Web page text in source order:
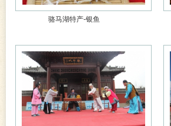
骆马湖特产-银鱼